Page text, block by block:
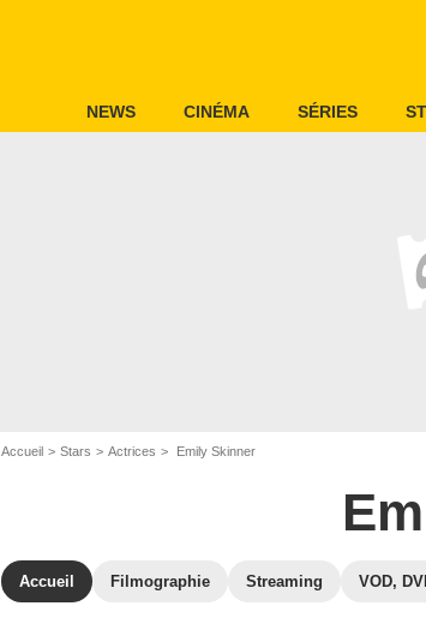
NEWS CINÉMA SÉRIES
Accueil Stars Actrices Emily Skinner
Accueil Filmographie Streaming VOD,